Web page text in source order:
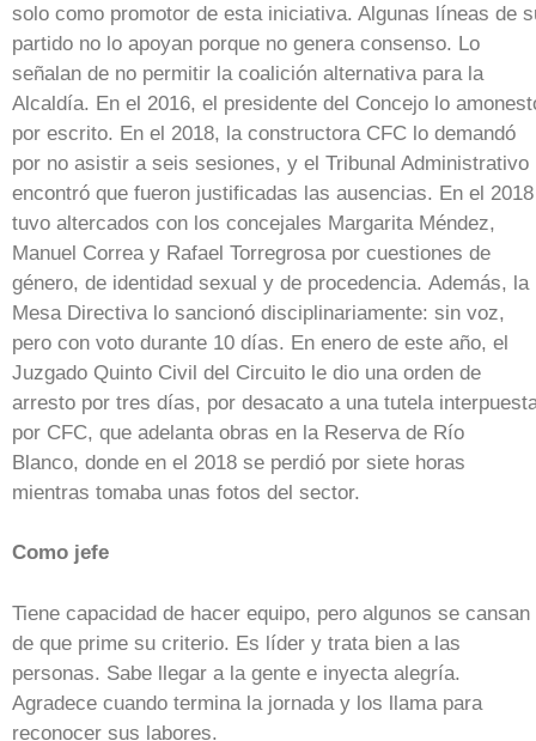
solo como promotor de esta iniciativa. Algunas líneas de
partido no lo apoyan porque no genera consenso. Lo
señalan de no permitir la coalición alternativa para la
Alcaldía. En el 2016, el presidente del Concejo lo
por escrito. En el 2018, la constructora CFC lo demandó
por no asistir a seis sesiones, y el Tribunal Administrativo
encontró que fueron justificadas las ausencias. En el 2018
tuvo altercados con los concejales Margarita Méndez,
Manuel Correa y Rafael Torregrosa por cuestiones de
género, de identidad sexual y de procedencia. Además, la
Mesa Directiva lo sancionó disciplinariamente: sin voz,
pero con voto durante 10 días. En enero de este año, el
Juzgado Quinto Civil del Circuito le dio una orden de
arresto por tres días, por desacato a una tutela
por CFC, que adelanta obras en la Reserva de Río
Blanco, donde en el 2018 se perdió por siete horas
mientras tomaba unas fotos del sector.
Como jefe
Tiene capacidad de hacer equipo, pero algunos se cansan
de que prime su criterio. Es líder y trata bien a las
personas. Sabe llegar a la gente e inyecta alegría.
Agradece cuando termina la jornada y los llama para
reconocer sus labores.